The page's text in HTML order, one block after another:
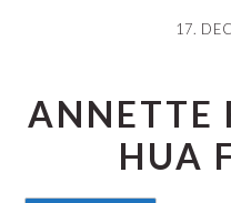
17.
ANNETTE
HUA